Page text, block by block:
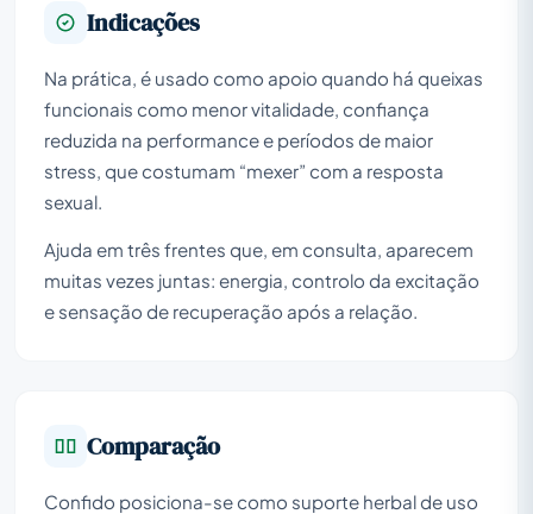
Indicações
Na prática, é usado como apoio quando há queixas
funcionais como menor vitalidade, confiança
reduzida na performance e períodos de maior
stress, que costumam “mexer” com a resposta
sexual.
Ajuda em três frentes que, em consulta, aparecem
muitas vezes juntas: energia, controlo da excitação
e sensação de recuperação após a relação.
Comparação
Confido posiciona-se como suporte herbal de uso